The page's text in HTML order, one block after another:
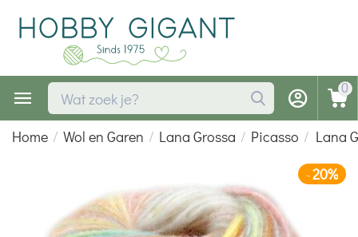
0
Home / Wol en Garen / Lana Grossa / Picasso / Lana
-20%